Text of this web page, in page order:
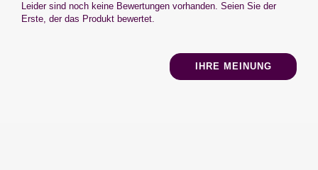
Leider sind noch keine Bewertungen vorhanden. Seien Sie der
Erste, der das Produkt bewertet.
IHRE MEINUNG